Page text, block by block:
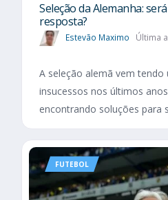
Seleção da Alemanha:
resposta?
Estevão Maximo Última
A seleção alemã vem tendo
insucessos nos últimos
encontrando soluções para
FUTEBOL